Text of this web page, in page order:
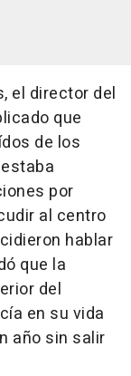
el director del
que
de los
por
al centro
hablar
que la
del
en su vida
año sin salir